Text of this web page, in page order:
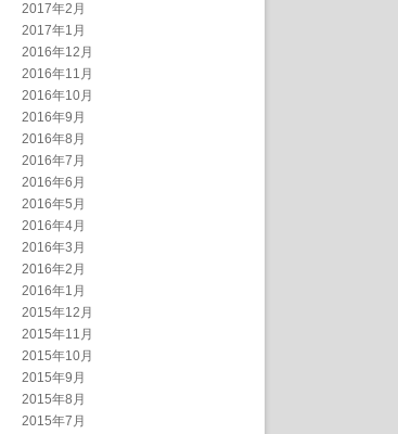
2017年2月
2017年1月
2016年12月
2016年11月
2016年10月
2016年9月
2016年8月
2016年7月
2016年6月
2016年5月
2016年4月
2016年3月
2016年2月
2016年1月
2015年12月
2015年11月
2015年10月
2015年9月
2015年8月
2015年7月